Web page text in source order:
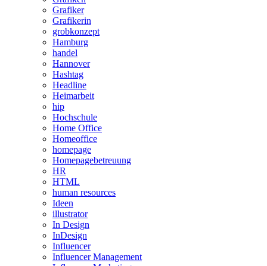
Grafiker
Grafikerin
grobkonzept
Hamburg
handel
Hannover
Hashtag
Headline
Heimarbeit
hip
Hochschule
Home Office
Homeoffice
homepage
Homepagebetreuung
HR
HTML
human resources
Ideen
illustrator
In Design
InDesign
Influencer
Influencer Management